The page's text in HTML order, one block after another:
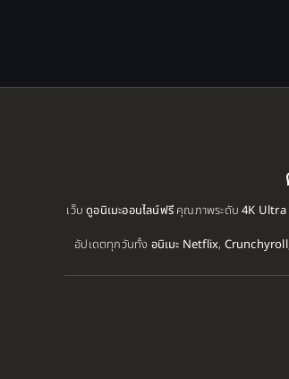
เว็บดูอนิเมะออนไลน์ฟรี คุณภาพระดับ4K Ultra
อัปเดตทุกวันทั้ง อนิเมะ Netflix, Crunchyroll